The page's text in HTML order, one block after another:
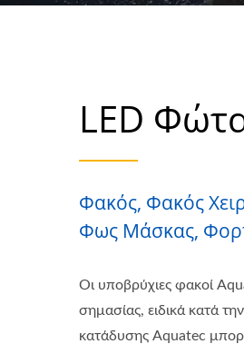
LED
Φακός, Φακός
Φως Μάσκας,
Οι υποβρύχιες φακοί
σημασίας, ειδικά κατά
κατάδυσης Aquatec